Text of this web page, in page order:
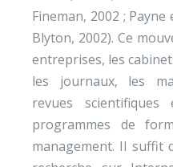
Fineman, 2002 ;
Blyton, 2002). Ce
entreprises, les
les journaux, les
revues scientifiques
programmes de
management. Il suffit